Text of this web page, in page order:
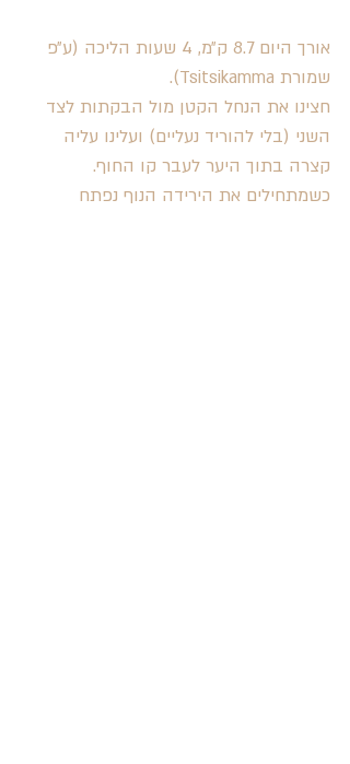
אורך היום 8.7 ק״מ, 4 שעות הליכה (ע״פ
שמורת Tsitsikamma).
חצינו את הנחל הקטן מול הבקתות לצד
השני (בלי להוריד נעליים) ועלינו עליה
קצרה בתוך היער לעבר קו החוף.
כשמתחילים את הירידה הנוף נפתח